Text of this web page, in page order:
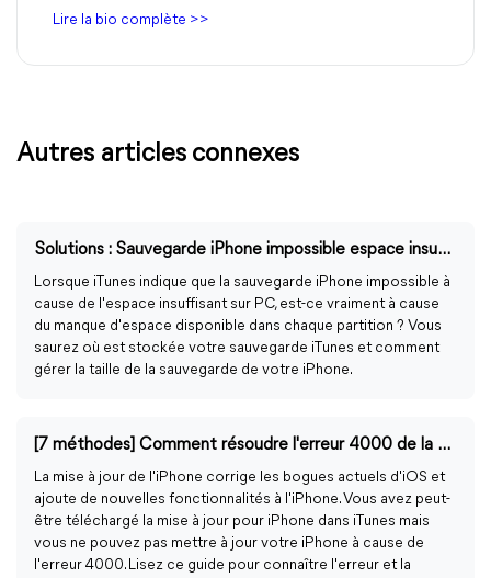
Lire la bio complète >>
Autres articles connexes
Solutions : Sauvegarde iPhone impossible espace insuffisant PC
Lorsque iTunes indique que la sauvegarde iPhone impossible à
cause de l'espace insuffisant sur PC, est-ce vraiment à cause
du manque d'espace disponible dans chaque partition ? Vous
saurez où est stockée votre sauvegarde iTunes et comment
gérer la taille de la sauvegarde de votre iPhone.
[7 méthodes] Comment résoudre l'erreur 4000 de la mise à jour iPhone ?
La mise à jour de l'iPhone corrige les bogues actuels d'iOS et
ajoute de nouvelles fonctionnalités à l'iPhone. Vous avez peut-
être téléchargé la mise à jour pour iPhone dans iTunes mais
vous ne pouvez pas mettre à jour votre iPhone à cause de
l'erreur 4000. Lisez ce guide pour connaître l'erreur et la